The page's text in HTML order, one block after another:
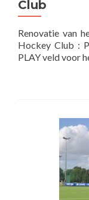
Club
Renovatie van
Hockey Club :
PLAY veld voor